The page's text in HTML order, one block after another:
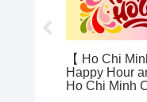
【 Ho Chi
Happy Hour
Ho Chi Minh